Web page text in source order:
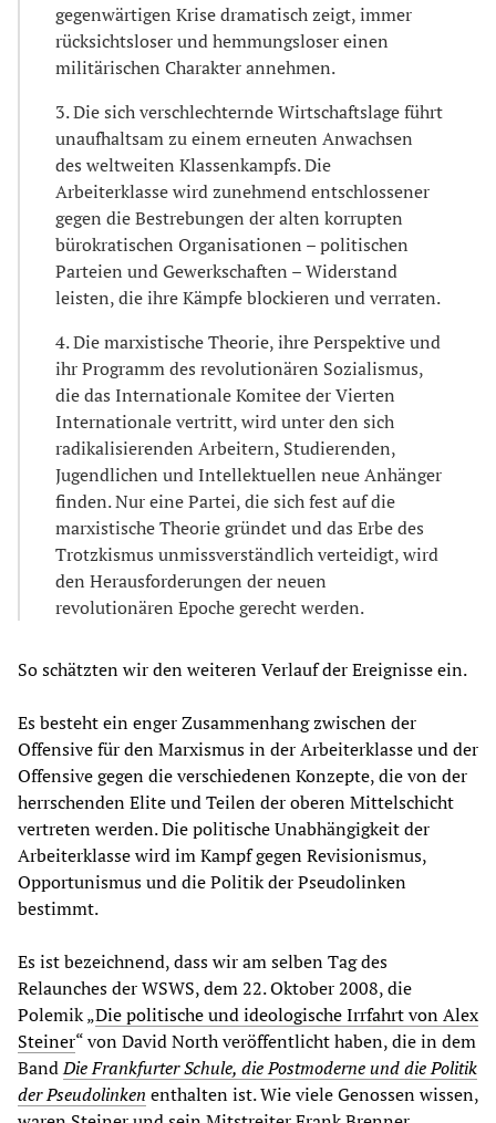
gegenwärtigen Krise dramatisch zeigt, immer
rücksichtsloser und hemmungsloser einen
militärischen Charakter annehmen.
3. Die sich verschlechternde Wirtschaftslage führt
unaufhaltsam zu einem erneuten Anwachsen
des weltweiten Klassenkampfs. Die
Arbeiterklasse wird zunehmend entschlossener
gegen die Bestrebungen der alten korrupten
bürokratischen Organisationen – politischen
Parteien und Gewerkschaften – Widerstand
leisten, die ihre Kämpfe blockieren und verraten.
4. Die marxistische Theorie, ihre Perspektive und
ihr Programm des revolutionären Sozialismus,
die das Internationale Komitee der Vierten
Internationale vertritt, wird unter den sich
radikalisierenden Arbeitern, Studierenden,
Jugendlichen und Intellektuellen neue Anhänger
finden. Nur eine Partei, die sich fest auf die
marxistische Theorie gründet und das Erbe des
Trotzkismus unmissverständlich verteidigt, wird
den Herausforderungen der neuen
revolutionären Epoche gerecht werden.
So schätzten wir den weiteren Verlauf der Ereignisse ein.
Es besteht ein enger Zusammenhang zwischen der
Offensive für den Marxismus in der Arbeiterklasse und der
Offensive gegen die verschiedenen Konzepte, die von der
herrschenden Elite und Teilen der oberen Mittelschicht
vertreten werden. Die politische Unabhängigkeit der
Arbeiterklasse wird im Kampf gegen Revisionismus,
Opportunismus und die Politik der Pseudolinken
bestimmt.
Es ist bezeichnend, dass wir am selben Tag des
Relaunches der WSWS, dem 22. Oktober 2008, die
Polemik „Die politische und ideologische Irrfahrt von Alex
Steiner“ von David North veröffentlicht haben, die in dem
BandDie Frankfurter Schule, die Postmoderne und die Politik
der Pseudolinken enthalten ist. Wie viele Genossen wissen,